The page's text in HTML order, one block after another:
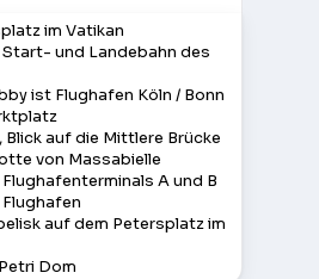
im Vatikan
und Landebahn des
ist Flughafen Köln / Bonn
Blick auf die Mittlere Brücke
von Massabielle
A und B
auf dem Petersplatz im
Dom